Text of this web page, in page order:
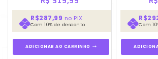
R$287,99 no PIX
Com 10% de desconto
ADICIONAR AO CARRINHO
Com